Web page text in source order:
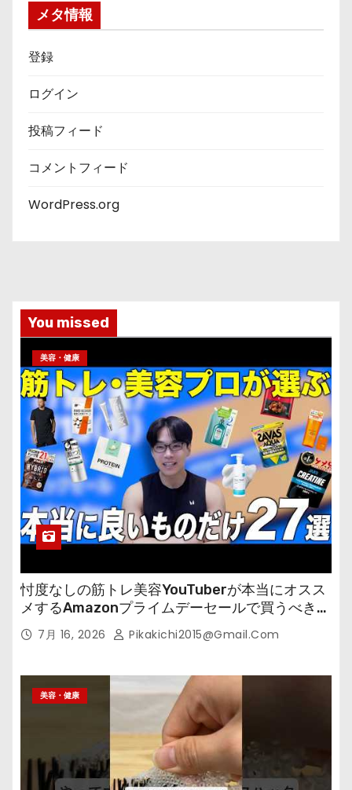
メタ情報
登録
ログイン
投稿フィード
コメントフィード
WordPress.org
You missed
美容・健康
忖度なしの筋トレ美容YouTuberが本当にオスス
メするAmazonプライムデーセールで買うべきも
の 7月 16, 2026 Pikakichi2015@gmail.com
美容・健康